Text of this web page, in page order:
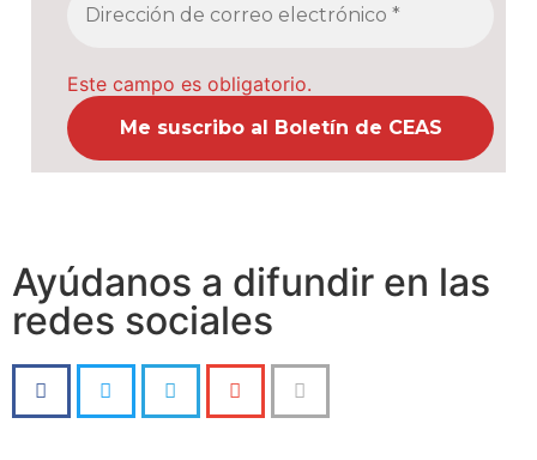
Este campo es obligatorio.
Ayúdanos a difundir en las
redes sociales